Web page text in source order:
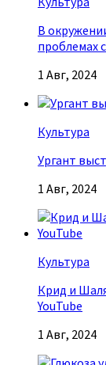
В
проблемах
1 Авг, 2024
Культура
Ургант
1 Авг, 2024
Культура
Крид и
YouTube
1 Авг, 2024